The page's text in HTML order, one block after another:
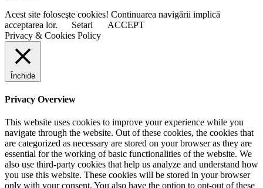
Acest site foloseşte cookies! Continuarea navigării implică
acceptarea lor.
Setari
ACCEPT
Privacy & Cookies Policy
Închide
Privacy Overview
This website uses cookies to improve your experience while you
navigate through the website. Out of these cookies, the cookies that
are categorized as necessary are stored on your browser as they are
essential for the working of basic functionalities of the website. We
also use third-party cookies that help us analyze and understand how
you use this website. These cookies will be stored in your browser
only with your consent. You also have the option to opt-out of these